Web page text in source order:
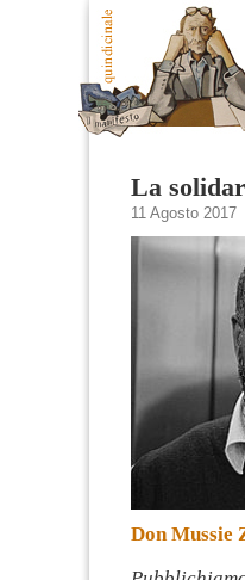
La
11 Agosto 2017
Don Mussie